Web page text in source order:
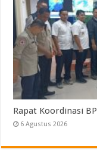
Rapat Koordinasi
6 Agustus 2026